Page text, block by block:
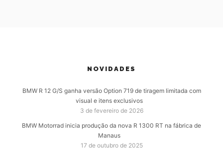
NOVIDADES
BMW R 12 G/S ganha versão Option 719 de tiragem limitada com
visual e itens exclusivos
3 de fevereiro de 2026
BMW Motorrad inicia produção da nova R 1300 RT na fábrica de
Manaus
17 de outubro de 2025